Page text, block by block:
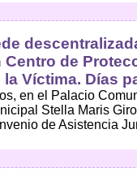
Centro de
la Víctima. Días
en el Palacio
Stella Maris
de Asistencia